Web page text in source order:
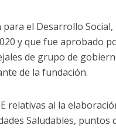
el Desarrollo Social,
y que fue aprobado
de grupo de
de la fundación.
relativas al la
Saludables, puntos